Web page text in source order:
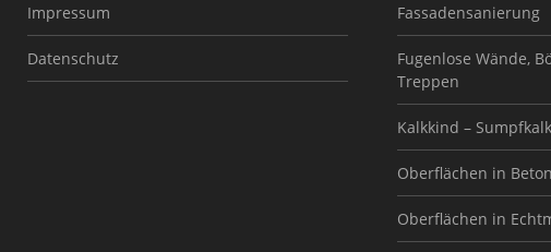
Impressum
Datenschutz
Fassadensanierung
Fugenlose Wände,
Treppen
Kalkkind –
Oberflächen in
Oberflächen in